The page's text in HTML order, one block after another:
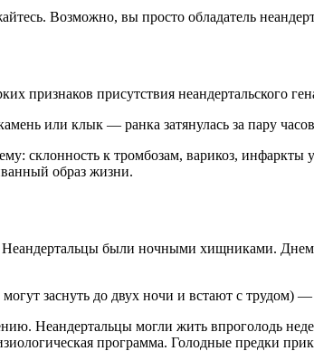
Возможно, вы просто обладатель
признаков присутствия неандертальского
или клык — ранка затянулась за пару
склонность к тромбозам, варикоз,
образ жизни.
были ночными хищниками.
заснуть до двух ночи и встают с трудом)
Неандертальцы могли жить впроголодь
программа. Голодные предки